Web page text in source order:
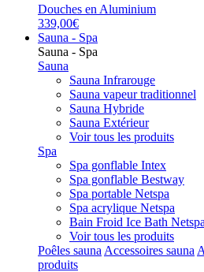
Douches en Aluminium
339,00€
Sauna - Spa
Sauna - Spa
Sauna
Sauna Infrarouge
Sauna vapeur traditionnel
Sauna Hybride
Sauna Extérieur
Voir tous les produits
Spa
Spa gonflable Intex
Spa gonflable Bestway
Spa portable Netspa
Spa acrylique Netspa
Bain Froid Ice Bath Netspa
Voir tous les produits
Poêles sauna Accessoires sauna
produits